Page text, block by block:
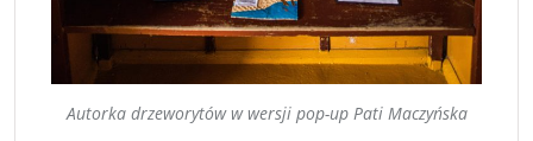
Autorka drzeworytów w wersji pop-up Pati Maczyńska